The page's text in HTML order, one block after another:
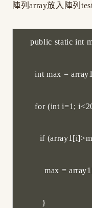
陣列array放入陣列
public static int
int max =
for (int i=1;
if
max =
}